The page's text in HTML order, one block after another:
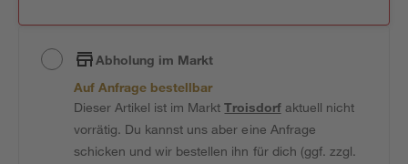
Abholung im Markt
Auf Anfrage bestellbar
Dieser Artikel ist im MarktTroisdorfaktuell nicht
vorrätig. Du kannst uns aber eine Anfrage
schicken und wir bestellen ihn für dich (ggf. zzgl.